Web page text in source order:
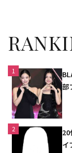
1
部
2
20
イ